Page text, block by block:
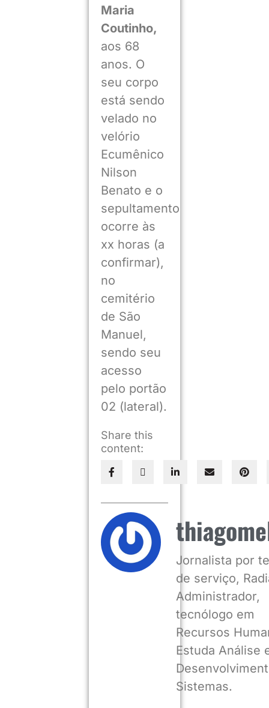
Maria
Coutinho,
aos 68
anos. O
seu corpo
está sendo
velado no
velório
Ecumênico
Nilson
Benato e o
sepultamento
ocorre às
xx horas (a
confirmar),
no
cemitério
de São
Manuel,
sendo seu
acesso
pelo portão
02 (lateral).
Share this
content:
Jornalista por
de serviço,
Administrador,
tecnólogo em
Recursos
Estuda Análise
Sistemas.